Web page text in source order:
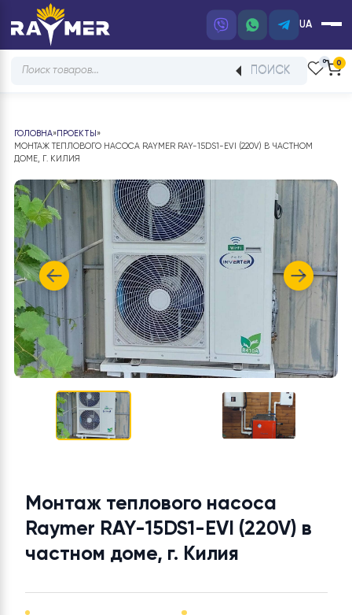
UA
Products
ПОИСК
ГОЛОВНА» ПРОЕКТЫ »
МОНТАЖ ТЕПЛОВОГО НАСОСА RAYMER RAY-15DS1-EVI (220V) В ЧАСТНОМ
Монтаж теплового насоса
Raymer RAY-15DS1-EVI (220V) в